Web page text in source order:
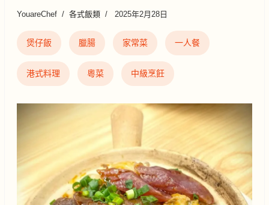
YouareChef 各式飯類 2025年2月28日
煲仔飯 臘腸 家常菜 一人餐
港式料理 粵菜 中級烹飪